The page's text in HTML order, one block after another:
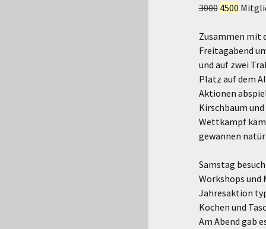
3000 4500
Zusammen mit
Freitagabend
und auf zwei
Platz auf dem
Aktionen
Kirschbaum
Wettkampf
gewannen
Samstag
Workshops und
Jahresaktion
Kochen und
Am Abend gab